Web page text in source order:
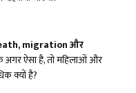
migration और
अगर ऐसा है, तो महिलाओं और
क्यों है?